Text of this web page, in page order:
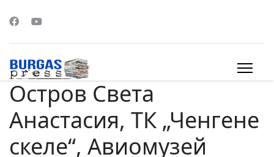
Остров Света
Анастасия, ТК „Ченгене
скеле“, Авиомузей